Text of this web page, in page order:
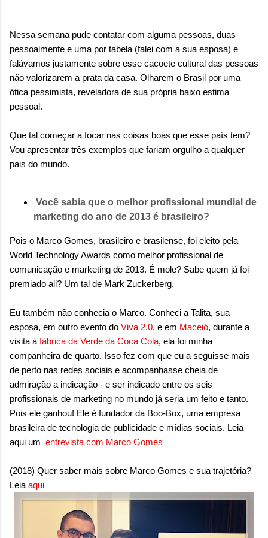
Nessa semana pude contatar com alguma pessoas, duas
pessoalmente e uma por tabela (falei com a sua esposa) e
falávamos justamente sobre esse cacoete cultural das pessoas
não valorizarem a prata da casa. Olharem o Brasil por uma
ótica pessimista, reveladora de sua própria baixo estima
pessoal.
Que tal começar a focar nas coisas boas que esse país tem?
Vou apresentar três exemplos que fariam orgulho a qualquer
pais do mundo.
Você sabia que o melhor profissional mundial de
marketing do ano de 2013 é brasileiro?
Pois o Marco Gomes, brasileiro e brasilense, foi eleito pela
World Technology Awards como melhor profissional de
comunicação e marketing de 2013. É mole? Sabe quem já foi
premiado ali? Um tal de Mark Zuckerberg.
Eu também não conhecia o Marco. Conheci a Talita, sua
esposa, em outro evento do Viva 2.0, e em Maceió, durante a
visita à fábrica da Verde da Coca Cola, ela foi minha
companheira de quarto. Isso fez com que eu a seguisse mais
de perto nas redes sociais e acompanhasse cheia de
admiração a indicação - e ser indicado entre os seis
profissionais de marketing no mundo já seria um feito e tanto.
Pois ele ganhou! Ele é fundador da Boo-Box, uma empresa
brasileira de tecnologia de publicidade e mídias sociais. Leia
aqui um entrevista com Marco Gomes
(2018) Quer saber mais sobre Marco Gomes e sua trajetória?
Leia aqui